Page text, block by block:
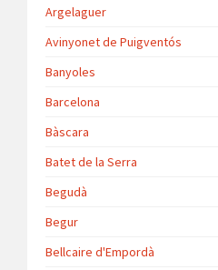
Argelaguer
Avinyonet de Puigventós
Banyoles
Barcelona
Bàscara
Batet de la Serra
Begudà
Begur
Bellcaire d'Empordà